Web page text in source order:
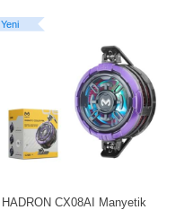
Yeni
HADRON CX08AI Manyetik